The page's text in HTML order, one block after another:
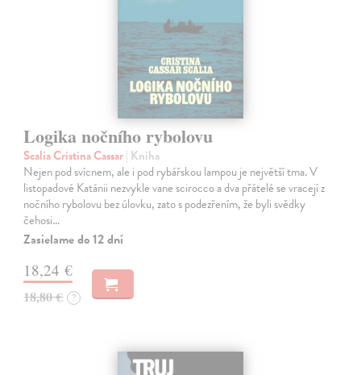
Logika nočního rybolovu
Scalia Cristina Cassar| Kniha
Nejen pod svícnem, ale i pod rybářskou lampou je největší tma. V
listopadové Katánii nezvykle vane scirocco a dva přátelé se vracejí z
nočního rybolovu bez úlovku, zato s podezřením, že byli svědky
čehosi…
Zasielame do 12 dní
18,24 €
18,80 € ?